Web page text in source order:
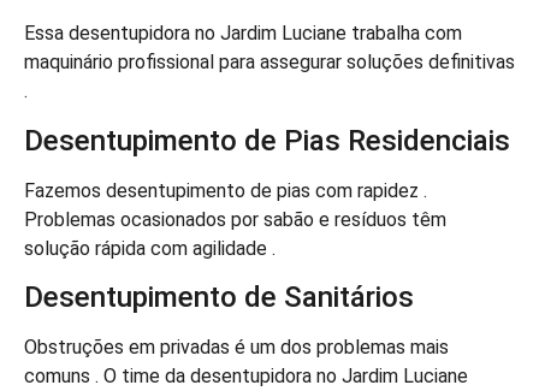
Essa desentupidora no Jardim Luciane trabalha com
maquinário profissional para assegurar soluções definitivas
.
Desentupimento de Pias Residenciais
Fazemos desentupimento de pias com rapidez .
Problemas ocasionados por sabão e resíduos têm
solução rápida com agilidade .
Desentupimento de Sanitários
Obstruções em privadas é um dos problemas mais
comuns . O time da desentupidora no Jardim Luciane